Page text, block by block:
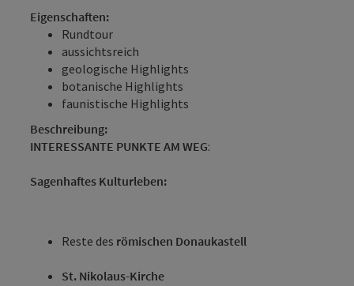
Eigenschaften:
Rundtour
aussichtsreich
geologische Highlights
botanische Highlights
faunistische Highlights
Beschreibung:
INTERESSANTE PUNKTE AM WEG:
Sagenhaftes Kulturleben:
Reste des römischen Donaukastell
St. Nikolaus-Kirche